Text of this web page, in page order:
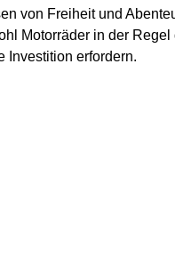
von Freiheit und
Motorräder in der
Investition erfordern.